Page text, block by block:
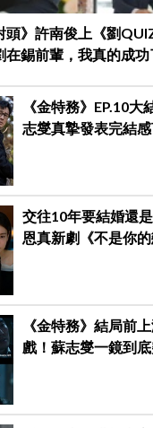
頭》許南俊上《劉
錫前輩，我真的成功
《金特務》EP.10
志燮真摯發表完結
交往10年要結婚還
恩真新劇《不是你
《金特務》結局前
戲！蘇志燮一鏡到